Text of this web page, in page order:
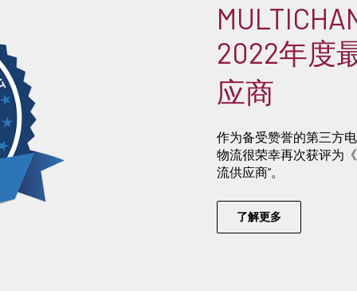
2022年度
应商
作为备受赞誉的第三方
物流很荣幸再次获评为
流供应商”。
了解更多